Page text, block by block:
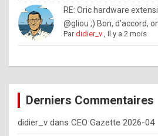
o
w
o
e
y
RE: Oric hardware
@gliou ;) Bon, d'accord,
Pardidier_v ,Il y a 2 mois
Derniers Commentaires
didier_v dans CEO Gazette 2026-04